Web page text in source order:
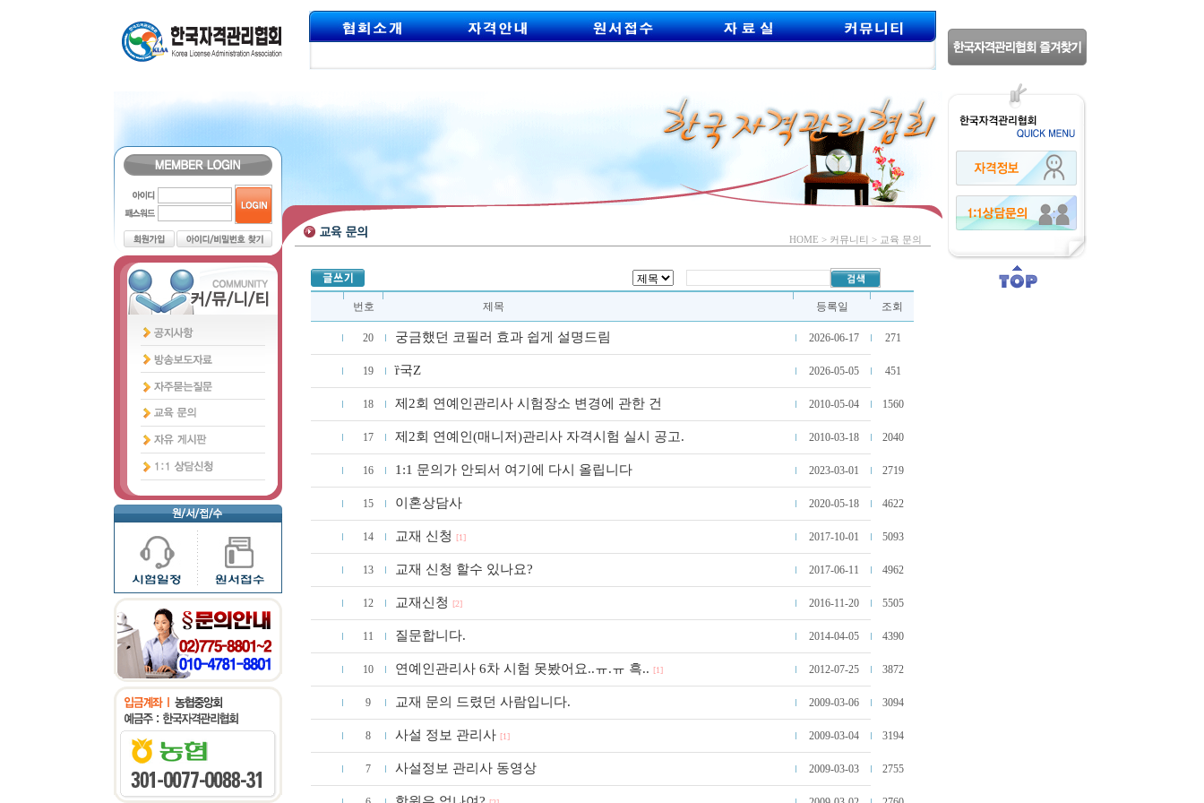
HOME > 커뮤니티 > 교육 문의
번호 제목 등록일 조회
20 궁금했던 코필러 효과 쉽게 설명드림 2026-06-17 271
19 ȑ국Z 2026-05-05 451
18 제2회 연예인관리사 시험장소 변경에 관한 건 2010-05-04 1560
17 제2회 연예인(매니저)관리사 자격시험 실시 공고. 2010-03-18 2040
16 1:1 문의가 안되서 여기에 다시 올립니다 2023-03-01 2719
15 이혼상담사 2020-05-18 4622
14 교재 신청 [1] 2017-10-01 5093
13 교재 신청 할수 있나요? 2017-06-11 4962
12 교재신청 [2] 2016-11-20 5505
11 질문합니다. 2014-04-05 4390
10 연예인관리사 6차 시험 못봤어요..ㅠ.ㅠ 흑.. [1] 2012-07-25 3872
9 교재 문의 드렸던 사람입니다. 2009-03-06 3094
8 사설 정보 관리사 [1] 2009-03-04 3194
7 사설정보 관리사 동영상 2009-03-03 2755